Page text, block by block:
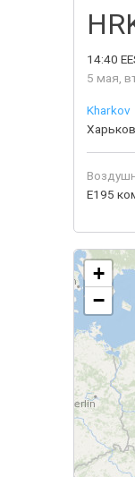
14:40
5 мая,
Kharkov
E195
+
−